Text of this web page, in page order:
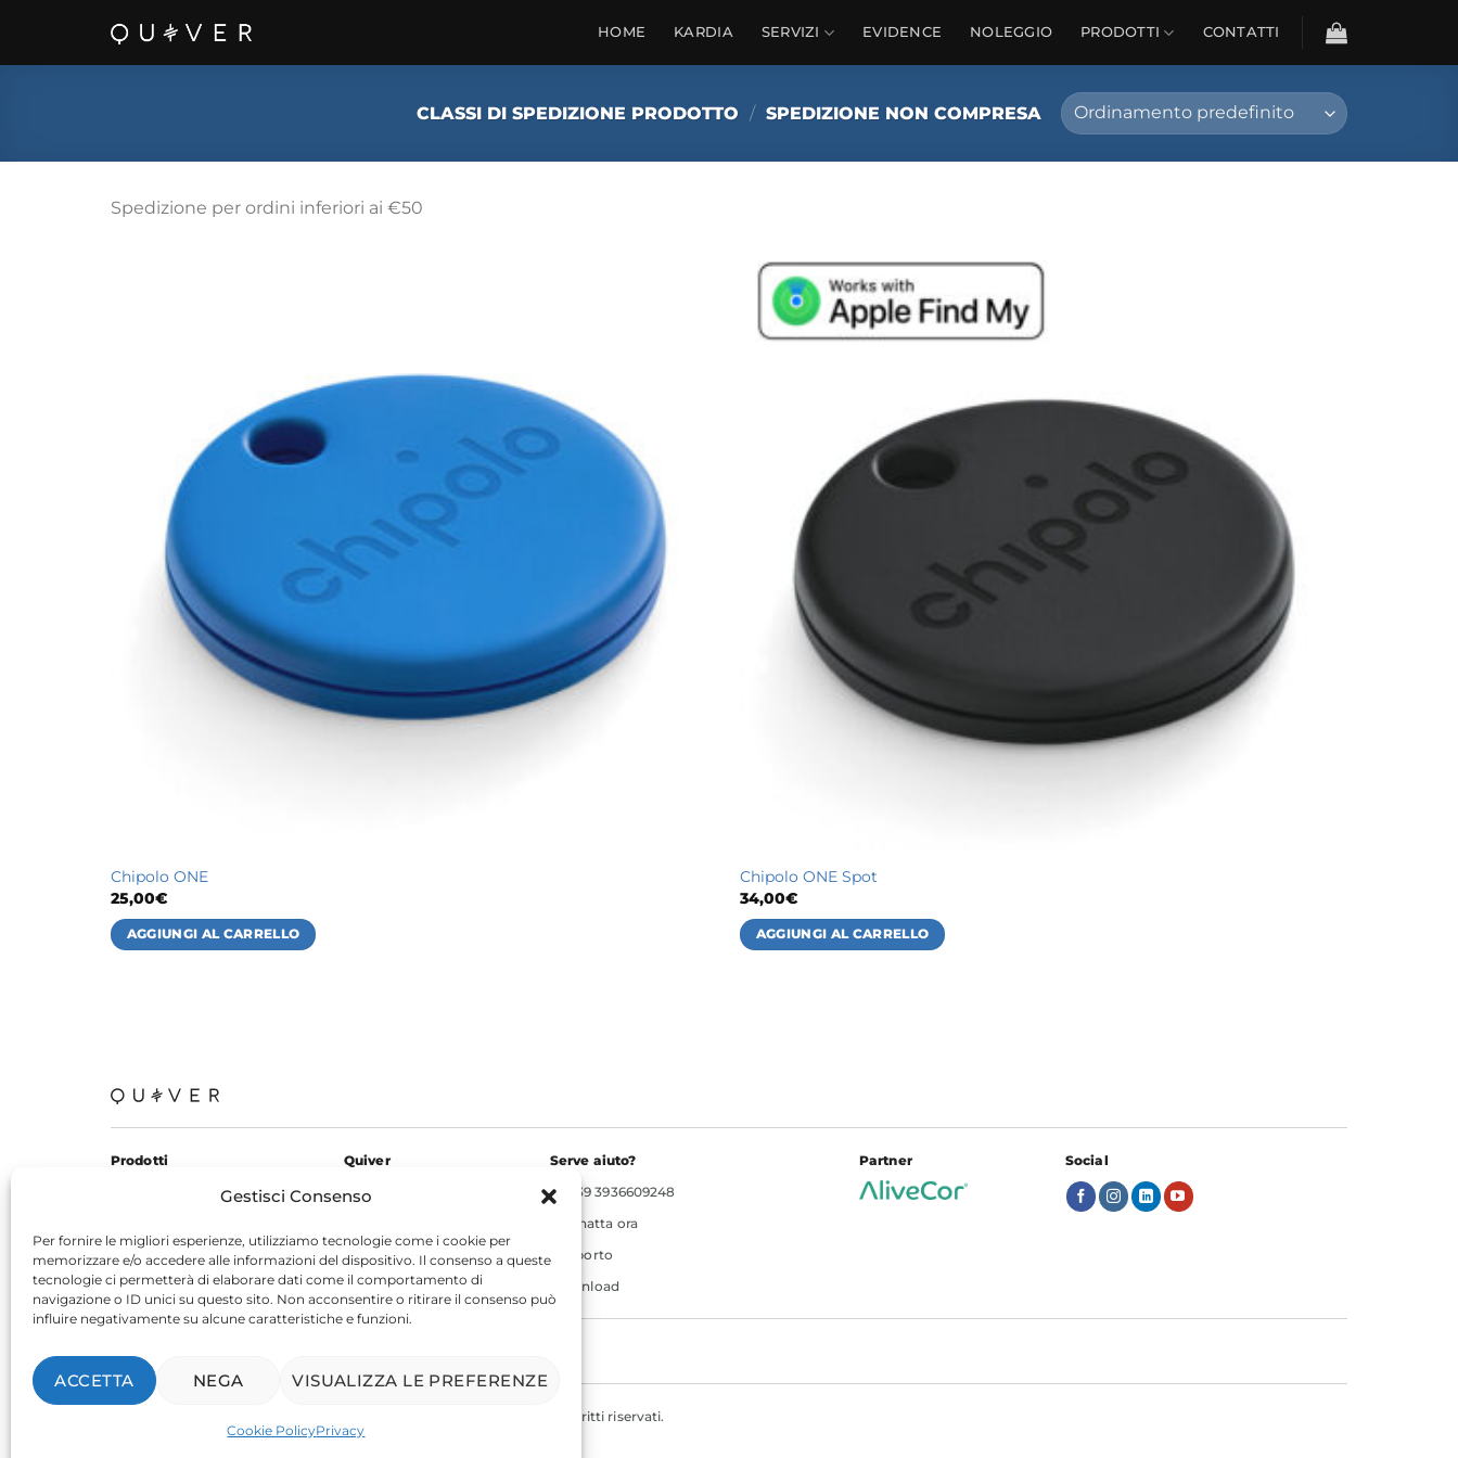
Gestisci Consenso
Per fornire le migliori esperienze, utilizziamo tecnologie come i cookie per
memorizzare e/o accedere alle informazioni del dispositivo. Il consenso a queste
tecnologie ci permetterà di elaborare dati come il comportamento di
navigazione o ID unici su questo sito. Non acconsentire o ritirare il consenso può
influire negativamente su alcune caratteristiche e funzioni.
ACCETTA NEGA VISUALIZZA LE PREFERENZE
Cookie PolicyPrivacy
contenuti
HOME KARDIA SERVIZI EVIDENCE NOLEGGIO PRODOTTI CONTATTI
CLASSI DI SPEDIZIONE PRODOTTO / SPEDIZIONE NON COMPRESA
Spedizione per ordini inferiori ai €50
Chipolo ONE
25,00€
AGGIUNGI AL CARRELLO
Chipolo ONE Spot
34,00€
AGGIUNGI AL CARRELLO
Prodotti
Quiver
Chi siamo
Blog
Serve aiuto?
+39 3936609248
Chatta ora
Supporto
Download
Partner Social
Copyright 2024 © Quiver di Luca Poggesi - p.iva 03557621202 - Tutti i diritti riservati.